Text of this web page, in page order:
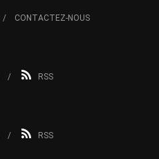
CONTACTEZ-NOUS
RSS
RSS